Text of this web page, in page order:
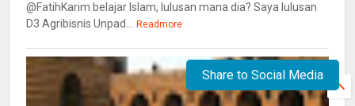
@FatihKarim belajar Islam, lulusan mana dia? Saya lulusan
D3 Agribisnis Unpad... Readmore
Share to Social Media